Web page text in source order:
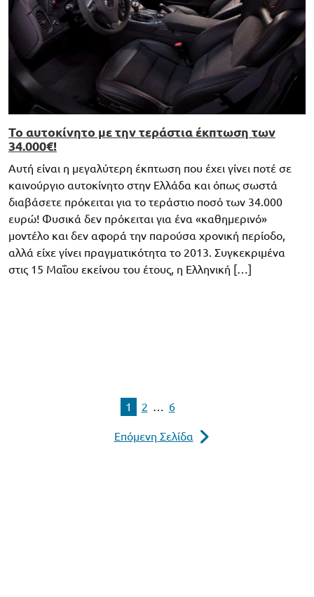
To αυτοκίνητο με την τεράστια έκπτωση των
34.000€!
Αυτή είναι η μεγαλύτερη έκπτωση που έχει γίνει ποτέ σε
καινούργιο αυτοκίνητο στην Ελλάδα και όπως σωστά
διαβάσετε πρόκειται για το τεράστιο ποσό των 34.000
ευρώ! Φυσικά δεν πρόκειται για ένα «καθημερινό»
μοντέλο και δεν αφορά την παρούσα χρονική περίοδο,
αλλά είχε γίνει πραγματικότητα το 2013. Συγκεκριμένα
στις 15 Μαΐου εκείνου του έτους, η Ελληνική […]
1 2 … 6
Επόμενη Σελίδα